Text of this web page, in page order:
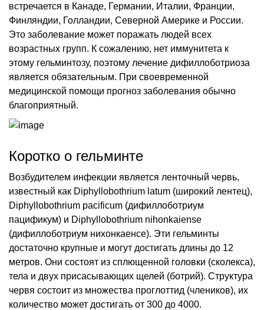
встречается в Канаде, Германии, Италии, Франции,
Финляндии, Голландии, Северной Америке и России.
Это заболевание может поражать людей всех
возрастных групп. К сожалению, нет иммунитета к
этому гельминтозу, поэтому лечение дифиллоботриоза
является обязательным. При своевременной
медицинской помощи прогноз заболевания обычно
благоприятный.
Коротко о гельминте
Возбудителем инфекции является ленточный червь,
известный как Diphyllobothrium latum (широкий лентец),
Diphyllobothrium pacificum (дифиллоботриум
пацификум) и Diphyllobothrium nihonkaiense
(дифиллоботриум нихонкаенсе). Эти гельминты
достаточно крупные и могут достигать длины до 12
метров. Они состоят из сплющенной головки (сколекса),
тела и двух присасывающих щелей (ботрий). Структура
червя состоит из множества проглоттид (члеников), их
количество может достигать от 300 до 4000.